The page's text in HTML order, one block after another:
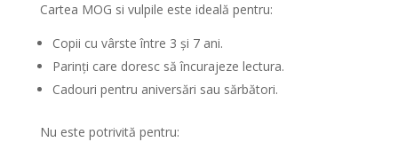
Cartea MOG si vulpile este ideală pentru:
Copii cu vârste între 3 și 7 ani.
Parinți care doresc să încurajeze lectura.
Cadouri pentru aniversări sau sărbători.
Nu este potrivită pentru: